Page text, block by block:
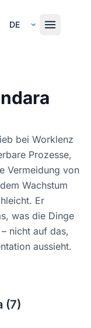
Select Language
bei Worklenz
Prozesse,
Vermeidung von
Wachstum
Er
was die Dinge
nicht auf das,
aussieht.
(7)